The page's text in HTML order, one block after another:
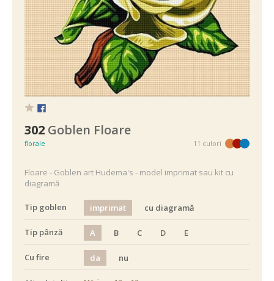
302 Goblen Floare
florale 11 culori
Floare - Goblen art Hudema's - model imprimat sau kit cu
diagramă
Tip goblen imprimat cu diagramă
Tip pânză A B C D E
Cu fire da nu